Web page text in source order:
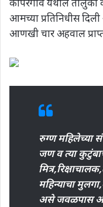
कोपरगाव येथील तालुका
आमच्या प्रतिनिधीस
आणखी चार अहवाल
रुग्ण महिलेच्या
जण व त्या
महिन्याचा
असे जवळपास